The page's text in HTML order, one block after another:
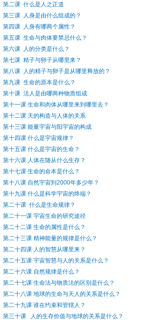
第二课 什么是人之正道
第三课
人身是由什么组成的？
第四课
人身有哪两个属性？
第五课 生命与肉体要禁忌什么？
第六课
人的分类是什么？
第七课 精子与卵子从哪里来？
第八课
人的精子与卵子是从哪里释放的？
第九课 生命的原本是什么？
第十课 活人是由哪两种物质组成
第十一课 生命和肉体从哪里来到哪里去？
第十二课 天的构造与人体的关系
第十三课 能量宇宙与阳宇宙的构成
第十四课 什么是宇宙规律？
第十五课 什么是宇宙的生命？
第十六课 人体在随从什么生存？
第十七课 生命的命本是什么？
第十八课 自然宇宙到2000年多少年？
第十九课 什么是科学宇宙的终端？
第二十课 什么是生命规律？
第二十一课 宇宙生命的研究途径
第二十二课 生命的属性是什么？
第二十三课 精神能量的规律是什么？
第二十四课 人的智慧从哪里来？
第二十五课 宇宙智慧与人的关系是什么？
第二十六课 自然规律是什么？
第二十七课 生命法与物质法的区别是什么？
第二十八课 地球的生命与天人的关系是什么？
第二十九课 谁在约束和管辖人？
第三十课
人的生存价值与地球的关系是什么？